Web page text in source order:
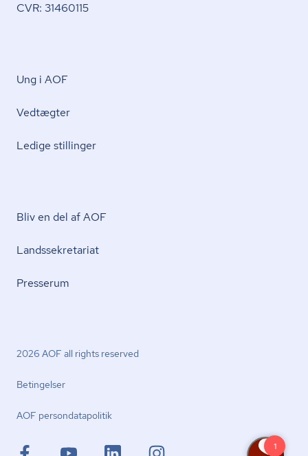
CVR: 31460115
Ung i AOF
Vedtægter
Ledige stillinger
Bliv en del af AOF
Lands­se­kre­ta­ri­at
Presserum
2026 AOF all rights reserved
Betingelser
AOF per­son­da­ta­po­li­tik